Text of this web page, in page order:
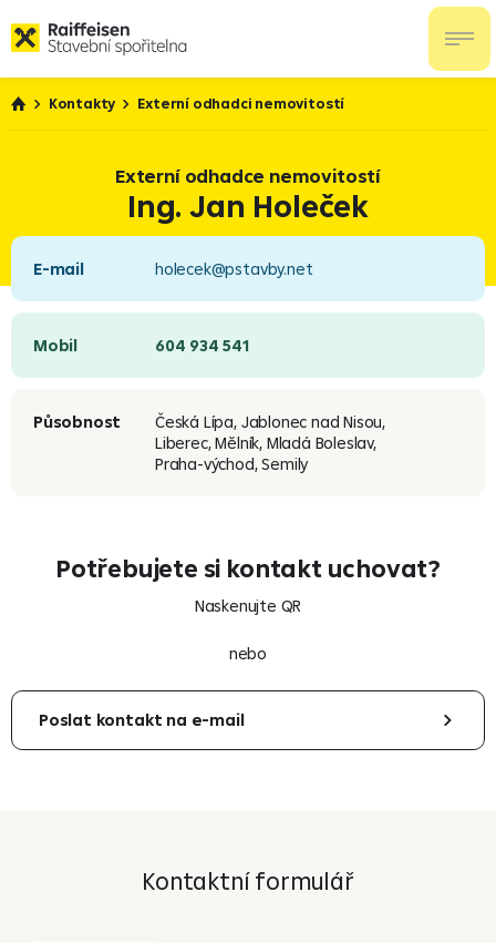
Kontakty Externí odhadci nemovitostí
Externí odhadce nemovitostí
Ing. Jan Holeček
E-mail holecek@pstavby.net
Mobil 604 934 541
Působnost
Česká Lípa, Jablonec nad Nisou,
Liberec, Mělník, Mladá Boleslav,
Praha-východ, Semily
Potřebujete si kontakt uchovat?
Naskenujte QR
nebo
Poslat kontakt na e-mail
Kontaktní formulář